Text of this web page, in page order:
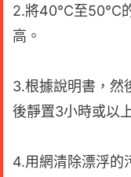
2.將40°C至50°C
高。
3.根據說明書，然
後靜置3小時或以
4.用網清除漂浮的